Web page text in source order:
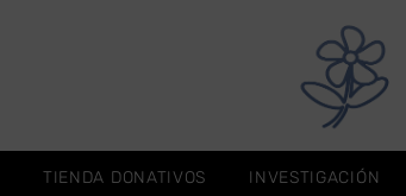
TIENDA DONATIVOS INVESTIGACIÓN